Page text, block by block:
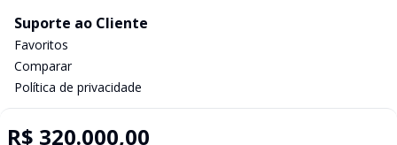
R$ 320.000,00
Suporte ao Cliente
Favoritos
Comparar
Política de privacidade